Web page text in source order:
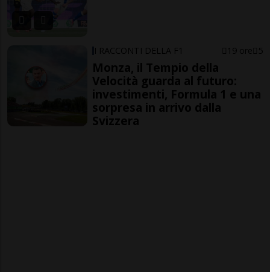
I RACCONTI DELLA F1 19 ore 5
Monza, il Tempio della
Velocità guarda al futuro:
investimenti, Formula 1 e una
sorpresa in arrivo dalla
Svizzera